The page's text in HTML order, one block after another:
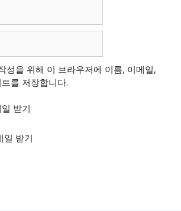
성을 위해 이 브라우저에 이름, 이메일,
를 저장합니다.
받기
일 받기